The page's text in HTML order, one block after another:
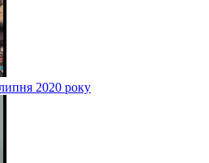
2020 року